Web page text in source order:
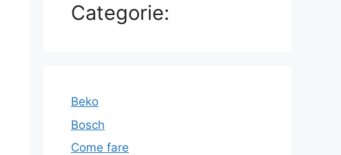
Categorie:
Beko
Bosch
Come fare